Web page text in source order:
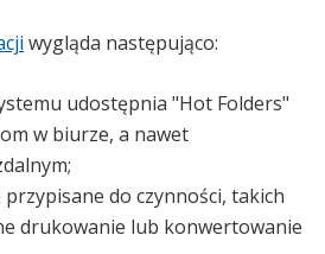
wygląda następująco:
udostępnia "Hot Folders"
w biurze, a nawet
do czynności, takich
drukowanie lub konwertowanie